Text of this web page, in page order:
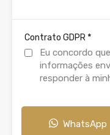
Contrato GDPR *
Eu concordo
informações
responder à
WhatsApp